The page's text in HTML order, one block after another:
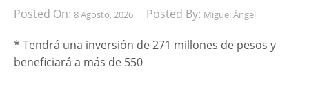
Posted On: 8 Agosto, 2026 Posted By: Miguel Ángel
* Tendrá una inversión de 271 millones de pesos y
beneficiará a más de 550